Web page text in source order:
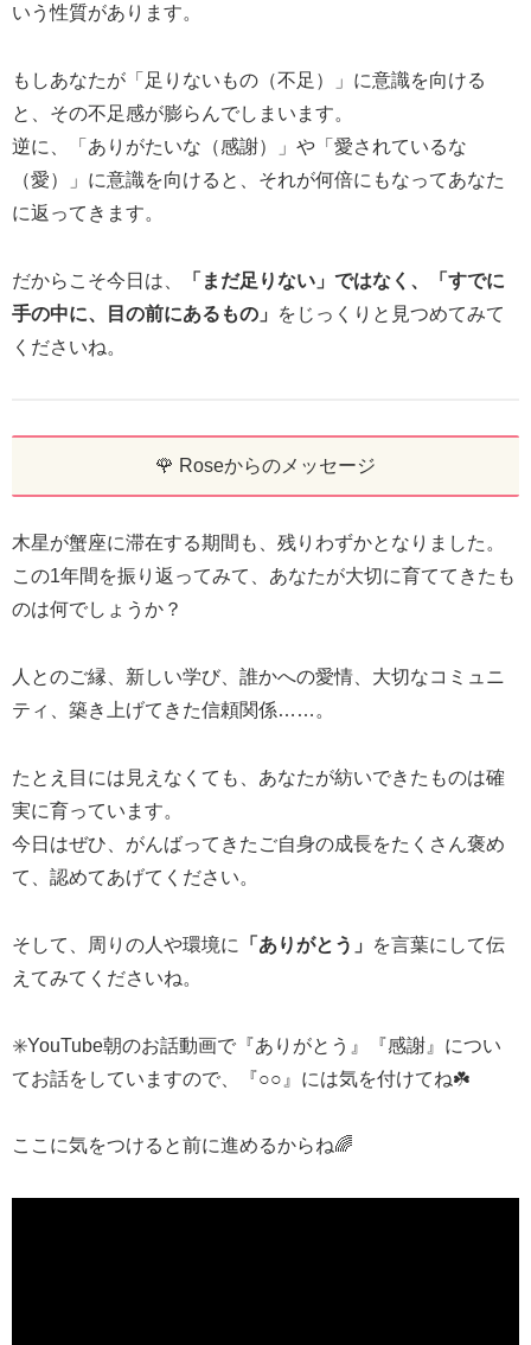
いう性質があります。
もしあなたが「足りないもの（不足）」に意識を向ける
と、その不足感が膨らんでしまいます。
逆に、「ありがたいな（感謝）」や「愛されているな
（愛）」に意識を向けると、それが何倍にもなってあなた
に返ってきます。
だからこそ今日は、
「まだ足りない」ではなく、「すでに
手の中に、目の前にあるもの」
をじっくりと見つめてみて
くださいね。
🌹 Roseからのメッセージ
木星が蟹座に滞在する期間も、残りわずかとなりました。
この1年間を振り返ってみて、あなたが大切に育ててきたも
のは何でしょうか？
人とのご縁、新しい学び、誰かへの愛情、大切なコミュニ
ティ、築き上げてきた信頼関係……。
たとえ目には見えなくても、あなたが紡いできたものは確
実に育っています。
今日はぜひ、がんばってきたご自身の成長をたくさん褒め
て、認めてあげてください。
そして、周りの人や環境に 「ありがとう」
を言葉にして伝
えてみてくださいね。
✳️YouTube朝のお話動画で『ありがとう』『感謝』につい
てお話をしていますので、『○○』には気を付けてね☘️
ここに気をつけると前に進めるからね🌈